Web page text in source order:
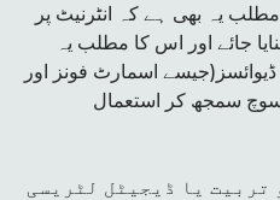
یہ بھی ہے کہ انٹرنیٹ پر
جائے اور اس کا مطلب یہ
اسمارٹ فونز اور
سوچ سمجھ کر استعمال
تربیت یا ڈیجیٹل لٹریسی